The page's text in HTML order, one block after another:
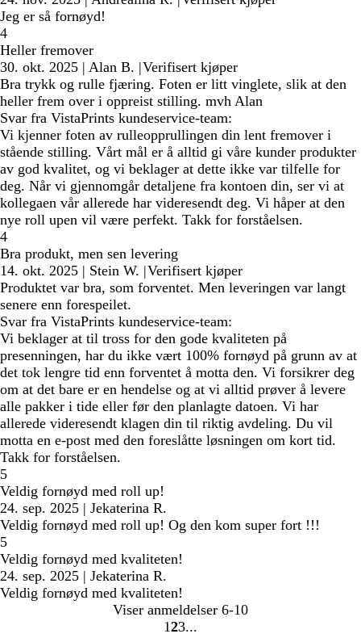
Jeg er så fornøyd!
4
Heller fremover
30. okt. 2025 | Alan B. |Verifisert kjøper
Bra trykk og rulle fjæring. Foten er litt vinglete, slik at den
heller frem over i oppreist stilling. mvh Alan
Svar fra VistaPrints kundeservice-team:
Vi kjenner foten av rulleopprullingen din lent fremover i
stående stilling. Vårt mål er å alltid gi våre kunder produkter
av god kvalitet, og vi beklager at dette ikke var tilfelle for
deg. Når vi gjennomgår detaljene fra kontoen din, ser vi at
kollegaen vår allerede har videresendt deg. Vi håper at den
nye roll upen vil være perfekt. Takk for forståelsen.
4
Bra produkt, men sen levering
14. okt. 2025 | Stein W. |Verifisert kjøper
Produktet var bra, som forventet. Men leveringen var langt
senere enn forespeilet.
Svar fra VistaPrints kundeservice-team:
Vi beklager at til tross for den gode kvaliteten på
presenningen, har du ikke vært 100% fornøyd på grunn av at
det tok lengre tid enn forventet å motta den. Vi forsikrer deg
om at det bare er en hendelse og at vi alltid prøver å levere
alle pakker i tide eller før den planlagte datoen. Vi har
allerede videresendt klagen din til riktig avdeling. Du vil
motta en e-post med den foreslåtte løsningen om kort tid.
Takk for forståelsen.
5
Veldig fornøyd med roll up!
24. sep. 2025 | Jekaterina R.
Veldig fornøyd med roll up! Og den kom super fort !!!
5
Veldig fornøyd med kvaliteten!
24. sep. 2025 | Jekaterina R.
Veldig fornøyd med kvaliteten!
Viser anmeldelser 6-10
Gå
1 Gå
2Gå
3